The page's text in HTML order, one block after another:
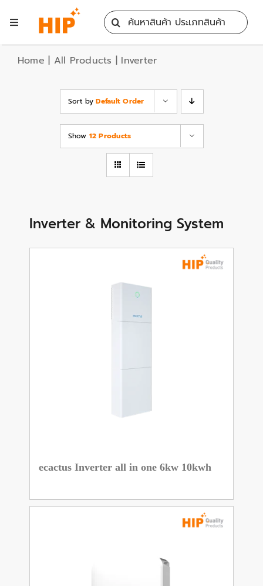
Toggle
All Products
Contact
Search
for:
Home | All Products | Inverter
Sort byDefault Order
Show 12 Products
Inverter & Monitoring System
ecactus Inverter all in one 6kw 10kwh